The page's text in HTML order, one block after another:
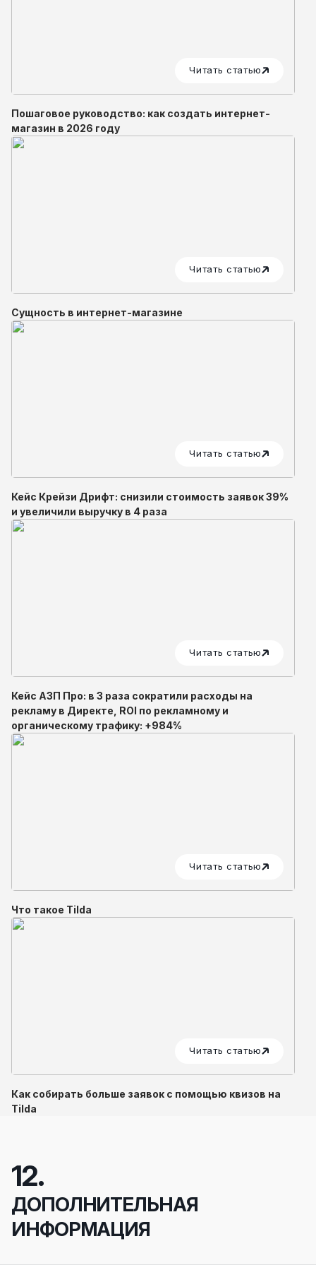
Читать статью
Пошаговое руководство: как создать интернет-
магазин в 2026 году
Читать статью
Сущность в интернет-магазине
Читать статью
Кейс Крейзи Дрифт: снизили стоимость заявок 39%
и увеличили выручку в 4 раза
Читать статью
Кейс АЗП Про: в 3 раза сократили расходы на
рекламу в Директе, ROI по рекламному и
органическому трафику: +984%
Читать статью
Что такое Tilda
Читать статью
Как собирать больше заявок с помощью квизов на
Tilda
12.
ДОПОЛНИТЕЛЬНАЯ
ИНФОРМАЦИЯ